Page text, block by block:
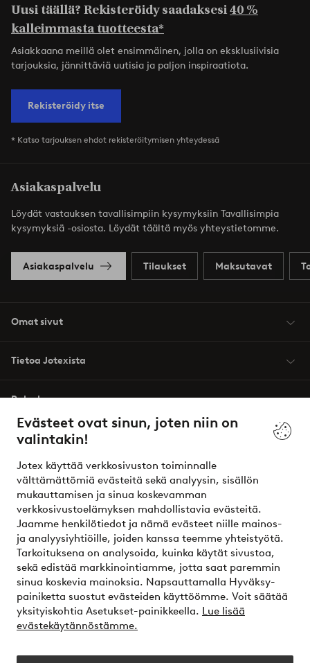
Evästeet ovat sinun, joten niin on
valintakin!
Jotex käyttää verkkosivuston toiminnalle
välttämättömiä evästeitä sekä analyysin, sisällön
mukauttamisen ja sinua koskevamman
verkkosivustoelämyksen mahdollistavia evästeitä.
Jaamme henkilötiedot ja nämä evästeet niille mainos-
ja analyysiyhtiöille, joiden kanssa teemme yhteistyötä.
Tarkoituksena on analysoida, kuinka käytät sivustoa,
sekä edistää markkinointiamme, jotta saat paremmin
sinua koskevia mainoksia. Napsauttamalla Hyväksy-
painiketta suostut evästeiden käyttöömme. Voit säätää
yksityiskohtia Asetukset-painikkeella. Lue lisää
evästekäytännöstämme.
Uusi täällä? Rekisteröidy saadaksesi40 %
kalleimmasta tuotteesta*
Asiakkaana meillä olet ensimmäinen, jolla on eksklusiivisia
tarjouksia, jännittäviä uutisia ja paljon inspiraatiota.
Rekisteröidy itse
* Katso tarjouksen ehdot rekisteröitymisen yhteydessä
Asiakaspalvelu
Löydät vastauksen tavallisimpiin kysymyksiin Tavallisimpia
kysymyksiä -osiosta. Löydät täältä myös yhteystietomme.
Asiakaspalvelu Tilaukset Maksutavat
Omat sivut
Tietoa Jotexista
Palvelumme
Ehdot
Ystävät
Turvalliset maksut – maksa nyt tai erissä
Haluatko tietää lisää maksuvaihtoehdoistamme?
elpy